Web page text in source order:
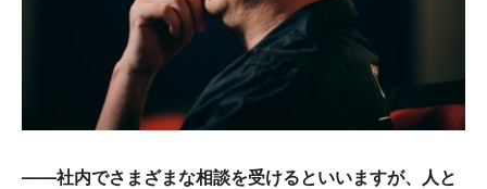
――社内でさまざまな相談を受けるといいますが、人と